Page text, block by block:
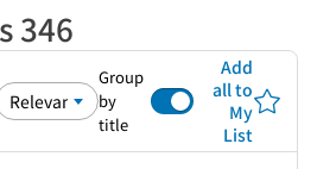
346
Group
by
title
Add
all to
My
List